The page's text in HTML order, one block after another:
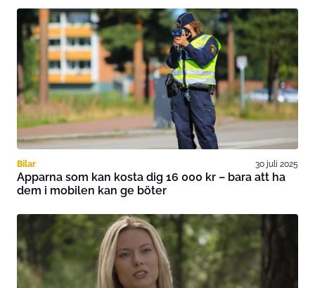
Bilar 30 juli 2025
Apparna som kan kosta dig 16 000 kr – bara att ha
dem i mobilen kan ge böter